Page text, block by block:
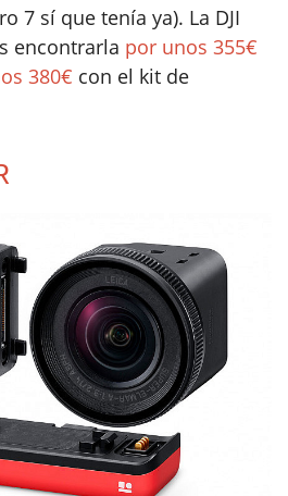
7 sí que tenía ya). La DJI
encontrarla por unos 355€
380€ con el kit de